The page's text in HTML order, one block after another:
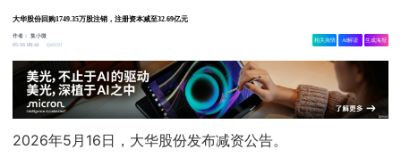
大华股份回购1749.35万股注销，注册资本减至32.69亿元
作者：集小微
05-16 08:41
6650
相关舆情 AI解读 生成海报
2026年5月16日，大华股份发布减资公告。